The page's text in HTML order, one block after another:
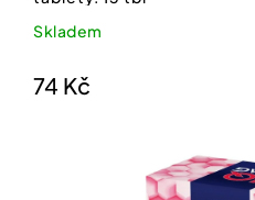
Skladem
74 Kč